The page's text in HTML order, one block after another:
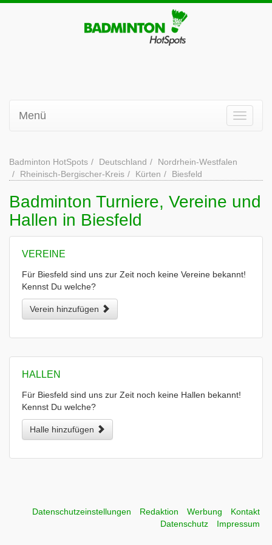
Menü
Badminton HotSpots Deutschland
Nordrhein-Westfalen
Rheinisch-Bergischer-Kreis
Kürten Biesfeld
Badminton Turniere, Vereine und
Hallen in Biesfeld
VEREINE
Für Biesfeld sind uns zur Zeit noch keine Vereine bekannt!
Kennst Du welche?
Verein hinzufügen
HALLEN
Für Biesfeld sind uns zur Zeit noch keine Hallen bekannt!
Kennst Du welche?
Halle hinzufügen
Datenschutzeinstellungen Redaktion Werbung
Kontakt
Datenschutz
Impressum